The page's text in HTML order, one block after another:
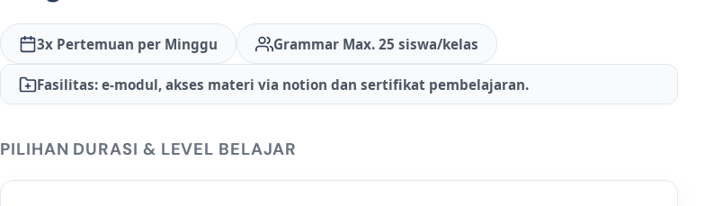
3x Pertemuan per Minggu Grammar Max. 25 siswa/kelas
Fasilitas: e-modul, akses materi via notion dan sertifikat pembelajaran.
PILIHAN DURASI & LEVEL BELAJAR